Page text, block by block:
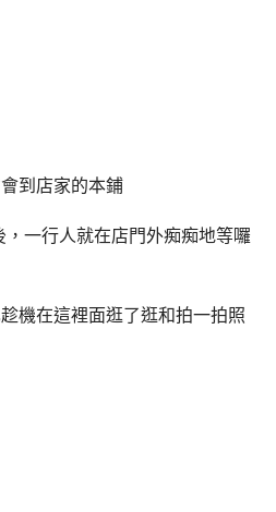
到店家的本鋪
，一行人就在店門外痴痴地等囉
機在這裡面逛了逛和拍一拍照